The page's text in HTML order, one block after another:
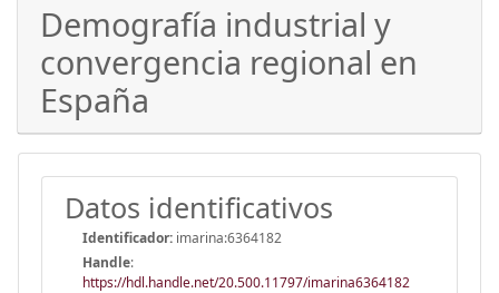
Demografía industrial y
convergencia regional en
España
Datos identificativos
Identificador: imarina:6364182
Handle:
https://hdl.handle.net/20.500.11797/imarina6364182